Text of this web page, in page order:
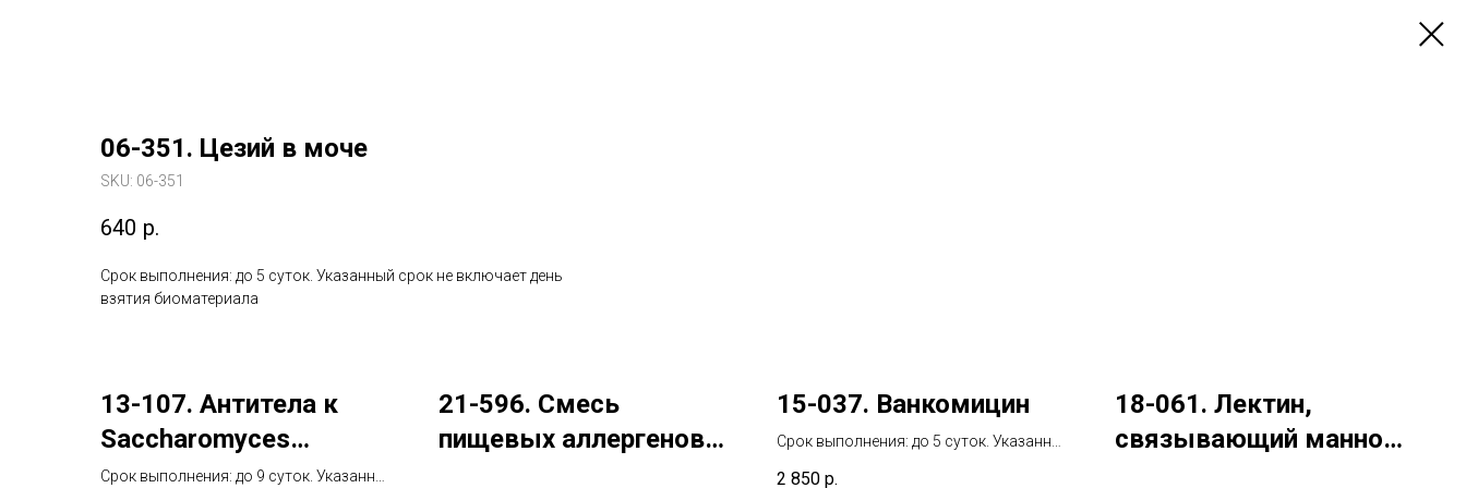
06-351. Цезий в моче
SKU: 06-351
640 р.
Срок выполнения: до 5 суток. Указанный срок не включает день
взятия биоматериала
13-107. Антитела к
Sacchаromyces
cerevisiae (ASCA)
Срок выполнения: до 9 суток. Указанный
21-596. Смесь
пищевых аллергенов
15-037. Ванкомицин
Срок выполнения: до 5 суток. Указанный
2 850 р.
18-061. Лектин,
связывающий маннозу